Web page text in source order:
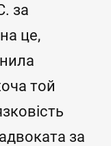
за
це,
той
за